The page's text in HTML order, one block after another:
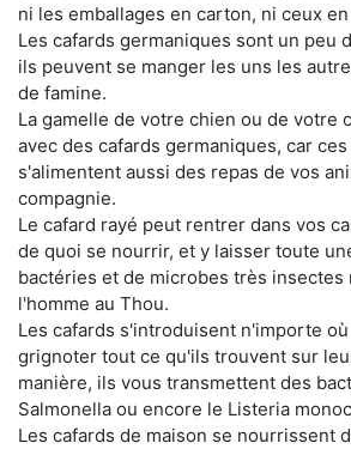
ni les emballages en carton, ni ceux
Les cafards germaniques sont un peu
ils peuvent se manger les uns les
de famine.
La gamelle de votre chien ou de votre
avec des cafards germaniques, car
s'alimentent aussi des repas de vos
compagnie.
Le cafard rayé peut rentrer dans vos
de quoi se nourrir, et y laisser toute
bactéries et de microbes très
l'homme au Thou.
Les cafards s'introduisent n'importe
grignoter tout ce qu'ils trouvent sur
manière, ils vous transmettent des
Salmonella ou encore le Listeria
Les cafards de maison se nourrissent